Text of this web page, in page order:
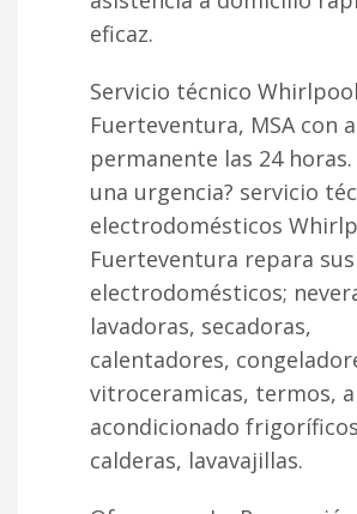
eficaz.
Servicio técnico Whirlpool
Fuerteventura, MSA con
permanente las 24 horas.
una urgencia? servicio
electrodomésticos
Fuerteventura repara sus
electrodomésticos;
lavadoras, secadoras,
calentadores,
vitroceramicas, termos,
acondicionado
calderas, lavavajillas.